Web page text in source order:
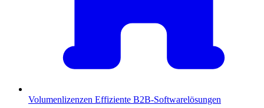
Volumenlizenzen Effiziente B2B-Softwarelösungen